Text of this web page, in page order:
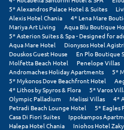
Μπούκα Μεσσηνίας
Μύκονος
Μυστράς
Μυτιλήνη
Ν
5* Alexandros Palace Hotel & Suites
Alexis Hotel Chania
4* Lena Mare
Mariya Art Living
Aqua Blu Boutique
5* Asterion Suites & Spa - Designed for
Aqua Mare Hotel
Dionysos Hotel Agistri
Douskos Guest House
En Plo Boutique
Molfetta Beach Hotel
Penelope Villas
Andromaches Holiday Apartments
5*
5* Mykonos Dove Beachfront Hotel
4* Lithos by Spyros & Flora
5* Varos
Olympic Palladium
Melissi Villas
4*
Petradi Beach Lounge Hotel
5* Eagles
Casa Di Fiori Suites
Ippokampos
Halepa Hotel Chania
Iniohos Hotel